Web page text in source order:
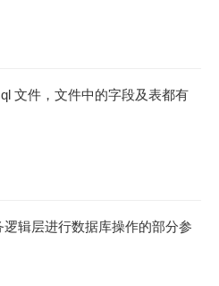
文件，文件中的字段及表都有
辑层进行数据库操作的部分参